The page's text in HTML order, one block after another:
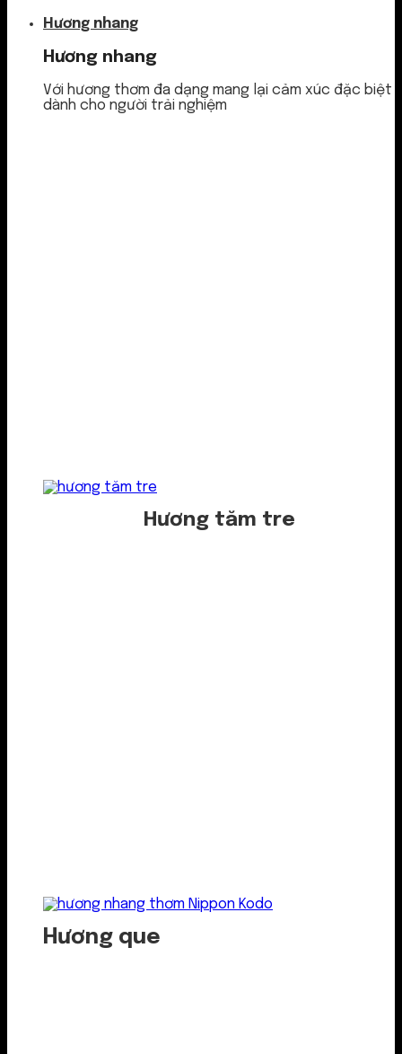
Hương nhang
Hương nhang
Với hương thơm đa dạng mang lại cảm xúc đặc biệt
dành cho người trải nghiệm
Hương tăm tre
Hương que